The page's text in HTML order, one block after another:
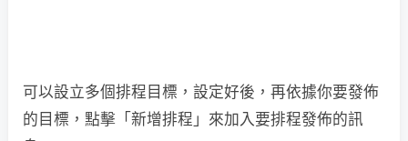
可以設立多個排程目標，設定好後，再依據你要發佈
的目標，點擊「新增排程」來加入要排程發佈的訊